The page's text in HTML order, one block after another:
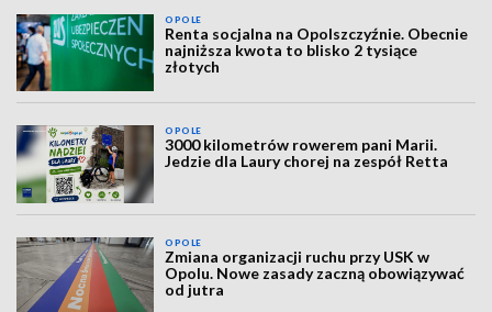
OPOLE
Renta socjalna na Opolszczyźnie. Obecnie
najniższa kwota to blisko 2 tysiące
złotych
OPOLE
3000 kilometrów rowerem pani Marii.
Jedzie dla Laury chorej na zespół Retta
OPOLE
Zmiana organizacji ruchu przy USK w
Opolu. Nowe zasady zaczną obowiązywać
od jutra